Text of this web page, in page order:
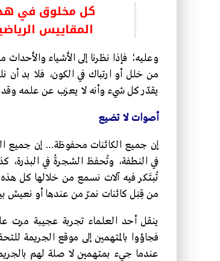
كل مخلوق في
المقاييس
وعليه؛ فإذا نظرنا إلى الأشياء
من خلل أو ارتباك في الكون، فلا بد أن
يقدّر كل شيء وأنه لا يعزب عن علمه
أصوات لا تضيع
إن جميع الكائنات محفوظة… إن جميع
في النطفة، وتُحفظ الشجرةُ في البذرة،
تُبتَكر فيه آلات نسمع من خلالها كل
من قِبَل كائنات نمرّ من عندها أو نعيش
ينقل أحد العلماء تجربة عجيبة مرت
فجاؤوا بالمتهمين إلى موقع الجريمة
عندما جيء بمتهمين لا صلة لهم